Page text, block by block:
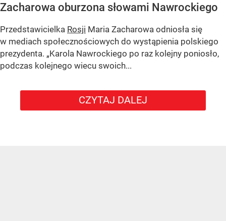
Zacharowa oburzona słowami Nawrockiego
Przedstawicielka Rosji Maria Zacharowa odniosła się
w mediach społecznościowych do wystąpienia polskiego
prezydenta. „Karola Nawrockiego po raz kolejny poniosło,
podczas kolejnego wiecu swoich...
CZYTAJ DALEJ